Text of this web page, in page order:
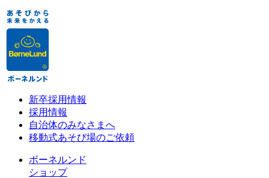
新卒採用情報
採用情報
自治体のみなさまへ
移動式あそび場のご依頼
ボーネルンド
ショップ